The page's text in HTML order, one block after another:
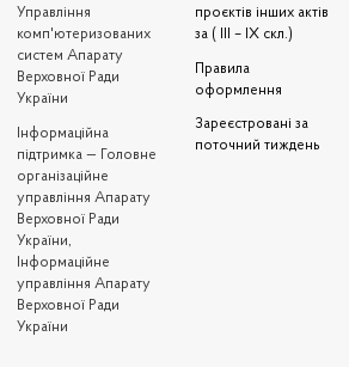
Управління
комп'ютеризованих
систем Апарату
Верховної Ради
України
Iнформаційна
підтримка — Головне
організаційне
управління Апарату
Верховної Ради
України,
Інформаційне
управління Апарату
Верховної Ради
України
проєктів інших актів
за ( III – IX скл.)
Правила
оформлення
Зареєстровані за
поточний тиждень